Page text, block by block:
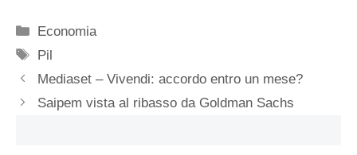
Categorie
Economia
Tag
Pil
Mediaset – Vivendi: accordo entro un mese?
Saipem vista al ribasso da Goldman Sachs